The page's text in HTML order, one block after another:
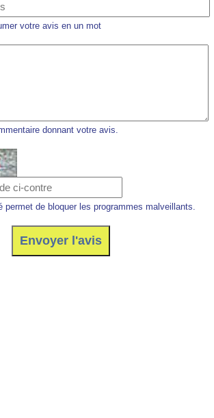
votre avis en un mot
donnant votre avis.
permet de bloquer les programmes malveillants.